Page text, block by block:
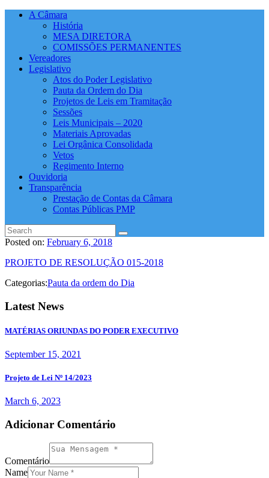
A Câmara
História
MESA DIRETORA
COMISSÕES PERMANENTES
Vereadores
Legislativo
Atos do Poder Legislativo
Pauta da Ordem do Dia
Projetos de Leis em Tramitação
Sessões
Leis Municipais – 2020
Materiais Aprovadas
Lei Orgânica Consolidada
Vetos
Regimento Interno
Ouvidoria
Transparência
Prestação de Contas da Câmara
Contas Públicas PMP
Posted on: February 6, 2018
PROJETO DE RESOLUÇÃO 015-2018
Categorias:Pauta da ordem do Dia
Latest News
MATÉRIAS ORIUNDAS DO PODER EXECUTIVO
September 15, 2021
Projeto de Lei Nº 14/2023
March 6, 2023
Adicionar Comentário
Comentário
Name